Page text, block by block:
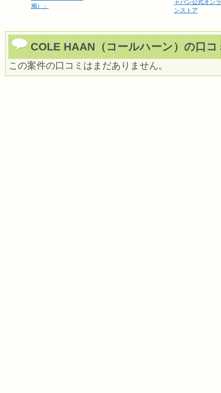
鳩）」
ャパン公式オン
ンストア
COLE HAAN（コールハーン）の口コ
この案件の口コミはまだありません。